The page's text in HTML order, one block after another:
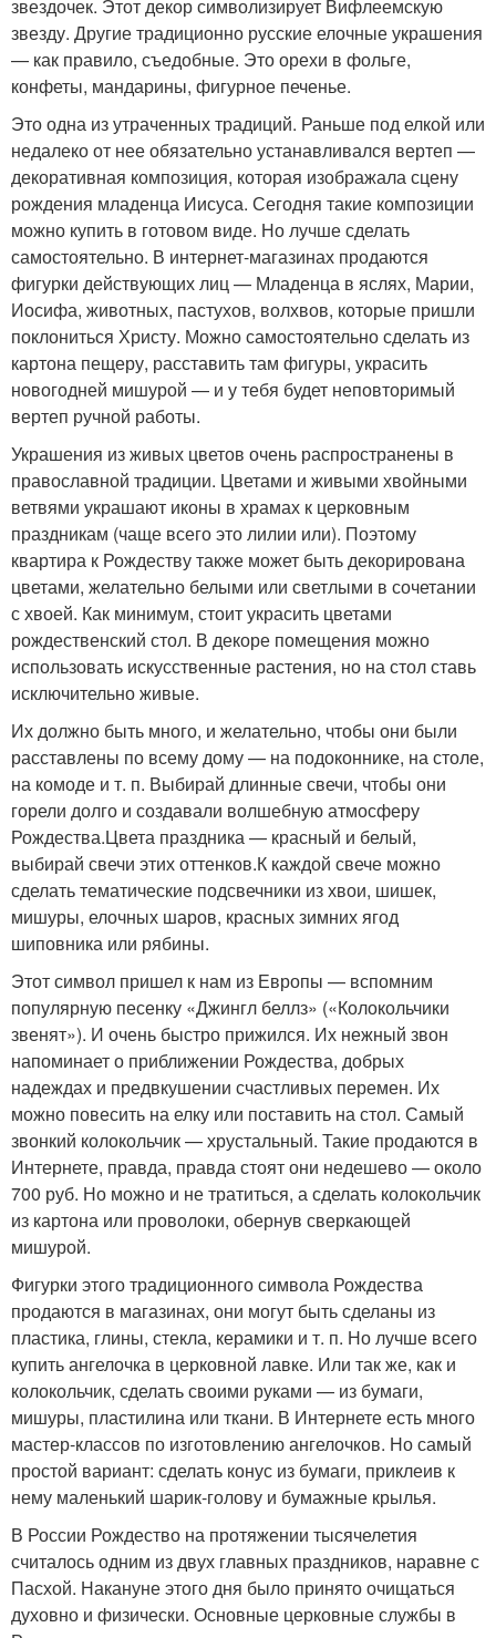
звездочек. Этот декор символизирует Вифлеемскую
звезду. Другие традиционно русские елочные украшения
— как правило, съедобные. Это орехи в фольге,
конфеты, мандарины, фигурное печенье.
Это одна из утраченных традиций. Раньше под елкой или
недалеко от нее обязательно устанавливался вертеп —
декоративная композиция, которая изображала сцену
рождения младенца Иисуса. Сегодня такие композиции
можно купить в готовом виде. Но лучше сделать
самостоятельно. В интернет-магазинах продаются
фигурки действующих лиц — Младенца в яслях, Марии,
Иосифа, животных, пастухов, волхвов, которые пришли
поклониться Христу. Можно самостоятельно сделать из
картона пещеру, расставить там фигуры, украсить
новогодней мишурой — и у тебя будет неповторимый
вертеп ручной работы.
Украшения из живых цветов очень распространены в
православной традиции. Цветами и живыми хвойными
ветвями украшают иконы в храмах к церковным
праздникам (чаще всего это лилии или). Поэтому
квартира к Рождеству также может быть декорирована
цветами, желательно белыми или светлыми в сочетании
с хвоей. Как минимум, стоит украсить цветами
рождественский стол. В декоре помещения можно
использовать искусственные растения, но на стол ставь
исключительно живые.
Их должно быть много, и желательно, чтобы они были
расставлены по всему дому — на подоконнике, на столе,
на комоде и т. п. Выбирай длинные свечи, чтобы они
горели долго и создавали волшебную атмосферу
Рождества.Цвета праздника — красный и белый,
выбирай свечи этих оттенков.К каждой свече можно
сделать тематические подсвечники из хвои, шишек,
мишуры, елочных шаров, красных зимних ягод
шиповника или рябины.
Этот символ пришел к нам из Европы — вспомним
популярную песенку «Джингл беллз» («Колокольчики
звенят»). И очень быстро прижился. Их нежный звон
напоминает о приближении Рождества, добрых
надеждах и предвкушении счастливых перемен. Их
можно повесить на елку или поставить на стол. Самый
звонкий колокольчик — хрустальный. Такие продаются в
Интернете, правда, правда стоят они недешево — около
700 руб. Но можно и не тратиться, а сделать колокольчик
из картона или проволоки, обернув сверкающей
мишурой.
Фигурки этого традиционного символа Рождества
продаются в магазинах, они могут быть сделаны из
пластика, глины, стекла, керамики и т. п. Но лучше всего
купить ангелочка в церковной лавке. Или так же, как и
колокольчик, сделать своими руками — из бумаги,
мишуры, пластилина или ткани. В Интернете есть много
мастер-классов по изготовлению ангелочков. Но самый
простой вариант: сделать конус из бумаги, приклеив к
нему маленький шарик-голову и бумажные крылья.
В России Рождество на протяжении тысячелетия
считалось одним из двух главных праздников, наравне с
Пасхой. Накануне этого дня было принято очищаться
духовно и физически. Основные церковные службы в